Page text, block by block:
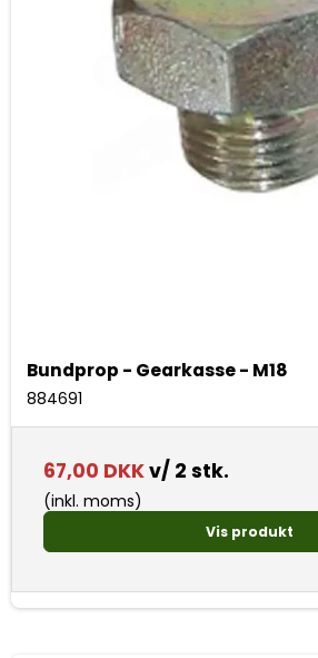
Bundprop - Gearkasse - M18
884691
67,00 DKKv/ 2 stk.
(inkl. moms)
Vis produkt